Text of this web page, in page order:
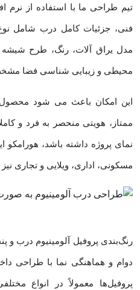
تیم طراحی ما با استفاده از نرم
فنی، جزئیات کامل درب شامل
مدل یراق ‌آلات، رنگ، طرح
محیطی و زیبایی ‌شناسی فضا
این امکان باعث می ‌شود محصول
ممتاز، هویتی منحصر به ‌فرد و
نمای پروژه داشته باشد، هورامکو
مسکونی، اداری، ویلایی و تجاری
رنگ‌بندی پروفیل آلومینیوم درب و
دوام و هماهنگی نما با طراحی
پروفیل‌ها معمولاً در انواع